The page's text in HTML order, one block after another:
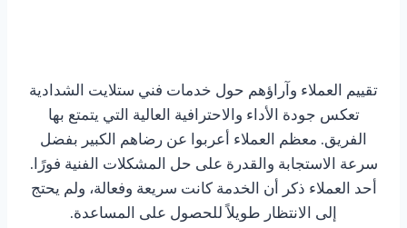
تقييم العملاء وآراؤهم حول خدمات فني ستلايت الشدادية
تعكس جودة الأداء والاحترافية العالية التي يتمتع بها
الفريق. معظم العملاء أعربوا عن رضاهم الكبير بفضل
سرعة الاستجابة والقدرة على حل المشكلات الفنية فورًا.
أحد العملاء ذكر أن الخدمة كانت سريعة وفعالة، ولم يحتج
إلى الانتظار طويلاً للحصول على المساعدة.